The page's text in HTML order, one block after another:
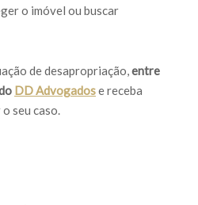
o imóvel ou buscar
de desapropriação,entre
DD Advogadose receba
seu caso.